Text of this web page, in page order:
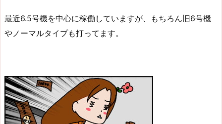
最近6.5号機を中心に稼働していますが、もちろん旧6号機
やノーマルタイプも打ってます。